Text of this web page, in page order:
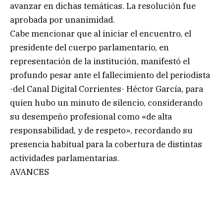
avanzar en dichas temáticas. La resolución fue
aprobada por unanimidad.
Cabe mencionar que al iniciar el encuentro, el
presidente del cuerpo parlamentario, en
representación de la institución, manifestó el
profundo pesar ante el fallecimiento del periodista
-del Canal Digital Corrientes- Héctor García, para
quien hubo un minuto de silencio, considerando
su desempeño profesional como «de alta
responsabilidad, y de respeto», recordando su
presencia habitual para la cobertura de distintas
actividades parlamentarias.
AVANCES